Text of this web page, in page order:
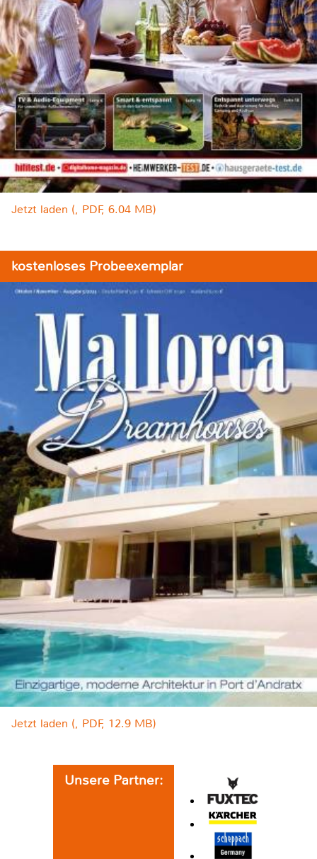
Jetzt laden (, PDF, 6.04 MB)
kostenloses Probeexemplar
Jetzt laden (, PDF, 12.9 MB)
Unsere Partner: